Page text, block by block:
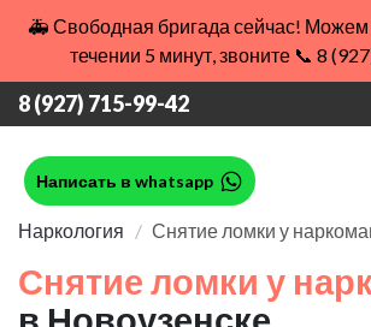
🚑 Свободная бригада сейчас! Можем
течении 5 минут, звоните 📞 8
8 (927) 715-99-42
Написать в whatsapp
Наркология Снятие ломки у
Снятие ломки у